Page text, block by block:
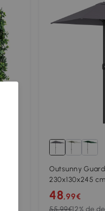
Outsunny
230x130x245
Manivela,
Impermeável,
48,99€
55,99€12% de